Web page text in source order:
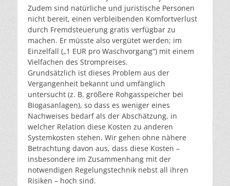
Zudem sind natürliche und juristische Personen
nicht bereit, einen verbleibenden Komfortverlust
durch Fremdsteuerung gratis verfügbar zu
machen. Er müsste also vergütet werden; im
Einzelfall („1 EUR pro Waschvorgang“) mit einem
Vielfachen des Strompreises.
Grundsätzlich ist dieses Problem aus der
Vergangenheit bekannt und umfänglich
untersucht (z. B. größere Rohgasspeicher bei
Biogasanlagen), so dass es weniger eines
Nachweises bedarf als der Abschätzung, in
welcher Relation diese Kosten zu anderen
Systemkosten stehen. Wir gehen ohne nähere
Betrachtung davon aus, dass diese Kosten –
insbesondere im Zusammenhang mit der
notwendigen Regelungstechnik nebst all ihren
Risiken – hoch sind.